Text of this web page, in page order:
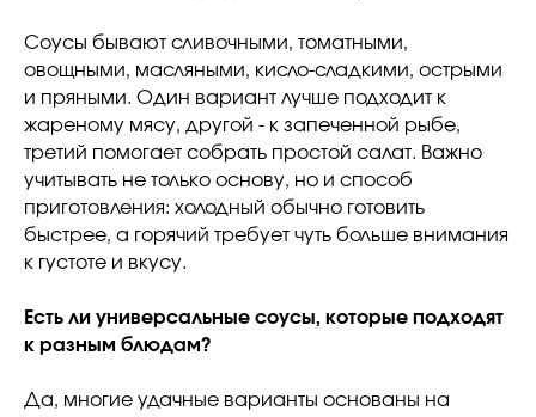
Соусы бывают сливочными, томатными,
овощными, масляными, кисло-сладкими, острыми
и пряными. Один вариант лучше подходит к
жареному мясу, другой - к запеченной рыбе,
третий помогает собрать простой салат. Важно
учитывать не только основу, но и способ
приготовления: холодный обычно готовить
быстрее, а горячий требует чуть больше внимания
к густоте и вкусу.
Есть ли универсальные соусы, которые подходят
к разным блюдам?
Да, многие удачные варианты основаны на